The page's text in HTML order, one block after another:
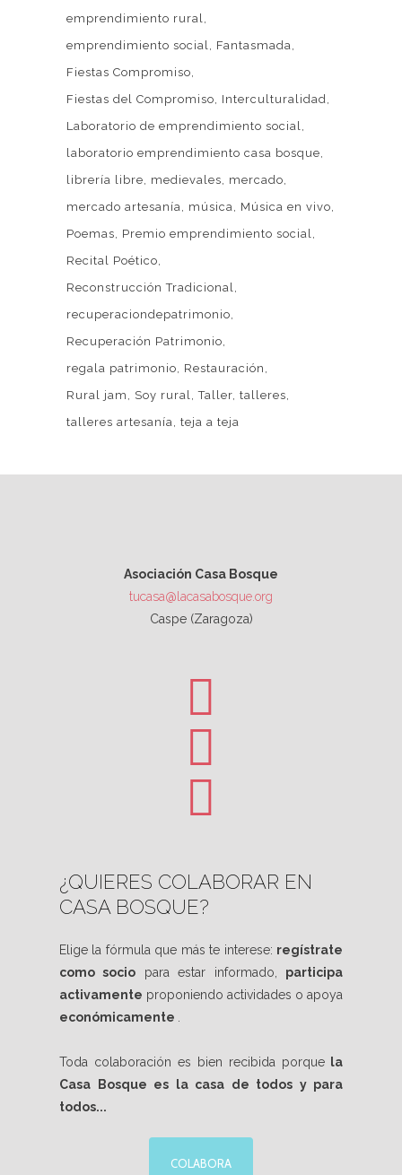
emprendimiento rural
emprendimiento social
Fantasmada
Fiestas Compromiso
Fiestas del Compromiso
Interculturalidad
Laboratorio de emprendimiento social
laboratorio emprendimiento casa bosque
librería libre
medievales
mercado
mercado artesanía
música
Música en vivo
Poemas
Premio emprendimiento social
Recital Poético
Reconstrucción Tradicional
recuperaciondepatrimonio
Recuperación Patrimonio
regala patrimonio
Restauración
Rural jam
Soy rural Taller talleres
talleres artesanía teja a teja
Asociación Casa Bosque
tucasa@lacasabosque.org
Caspe (Zaragoza)
¿QUIERES COLABORAR EN
CASA BOSQUE?
Elige la fórmula que más te interese: regístrate
como socio para estar informado, participa
activamente proponiendo actividades o apoya
económicamente
Toda colaboración es bien recibida porque la
Casa Bosque es la casa de todos y para
todos...
COLABORA